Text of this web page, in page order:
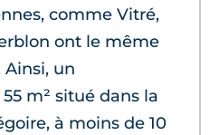
comme Vitré,
ont le même
Ainsi, un
m² situé dans la
à moins de 10